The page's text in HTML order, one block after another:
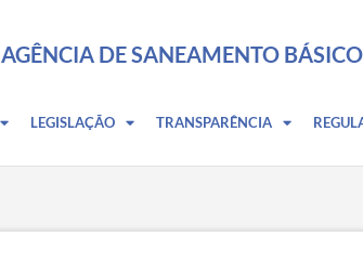
AGÊNCIA DE SANEAMENTO
LEGISLAÇÃO TRANSPARÊNCIA